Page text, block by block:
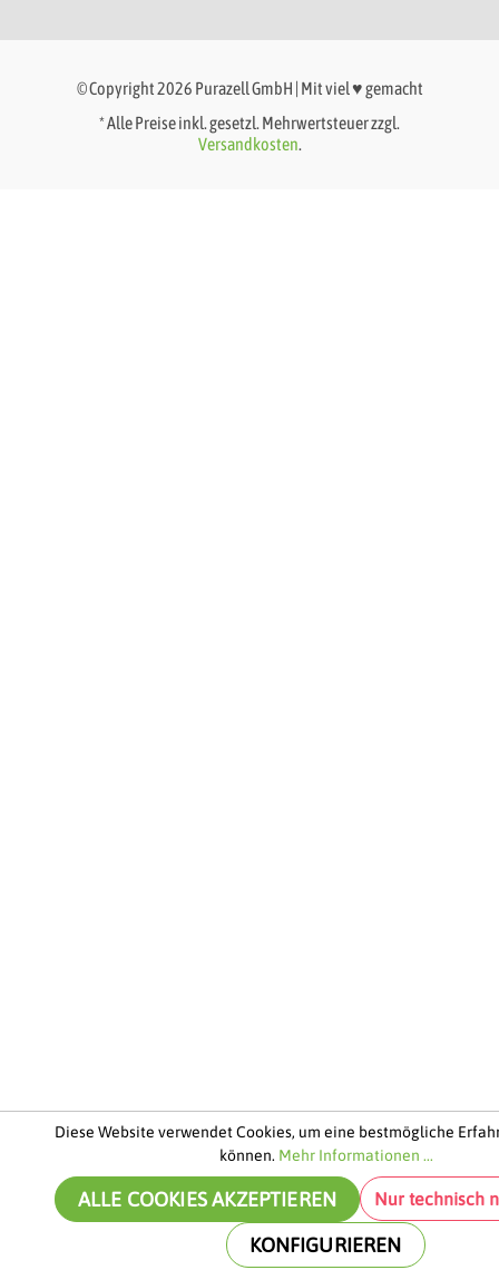
© Copyright 2026 Purazell GmbH | Mit viel ♥ gemacht
* Alle Preise inkl. gesetzl. Mehrwertsteuer zzgl.
Versandkosten.
Diese Website verwendet Cookies, um eine bestmögliche
können. Mehr Informationen ...
ALLE COOKIES AKZEPTIEREN Nur technisch
KONFIGURIEREN